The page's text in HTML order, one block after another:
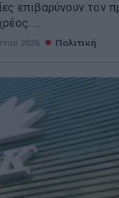
επιβαρύνουν τον
...
2026 Πολιτική